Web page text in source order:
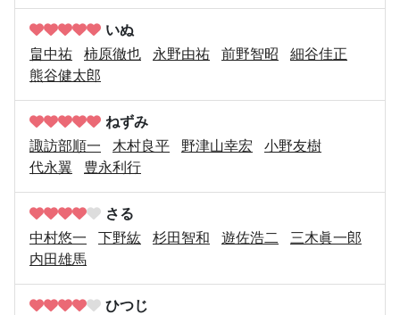
いぬ
畠中祐
柿原徹也 永野由祐 前野智昭
細谷佳正
熊谷健太郎
ねずみ
諏訪部順一
木村良平 野津山幸宏
小野友樹
代永翼
豊永利行
さる
中村悠一
下野紘 杉田智和 遊佐浩二
三木眞一郎
内田雄馬
ひつじ